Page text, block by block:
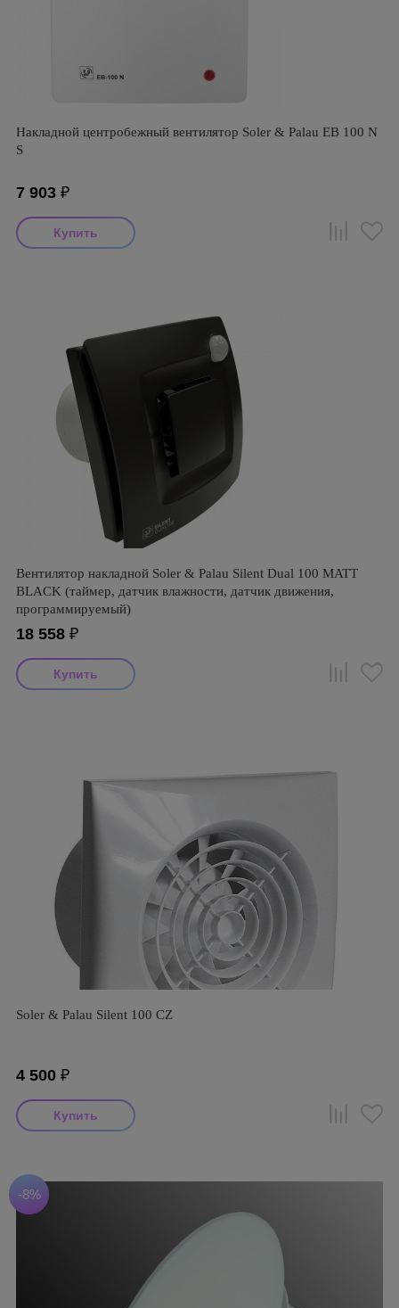
Накладной центробежный вентилятор Soler & Palau EB 100 N
S
7 903 ₽
Вентилятор накладной Soler & Palau Silent Dual 100 MATT
BLACK (таймер, датчик влажности, датчик движения,
программируемый)
18 558 ₽
Soler & Palau Silent 100 CZ
4 500 ₽
-8%